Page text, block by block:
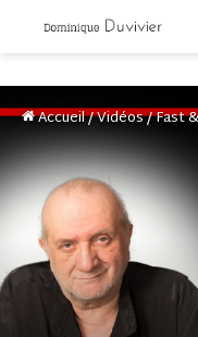
Accueil/Vidéos/Fast